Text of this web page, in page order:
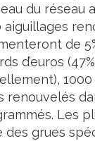
du réseau
de
d’euros
renouvelés
Les
des grues